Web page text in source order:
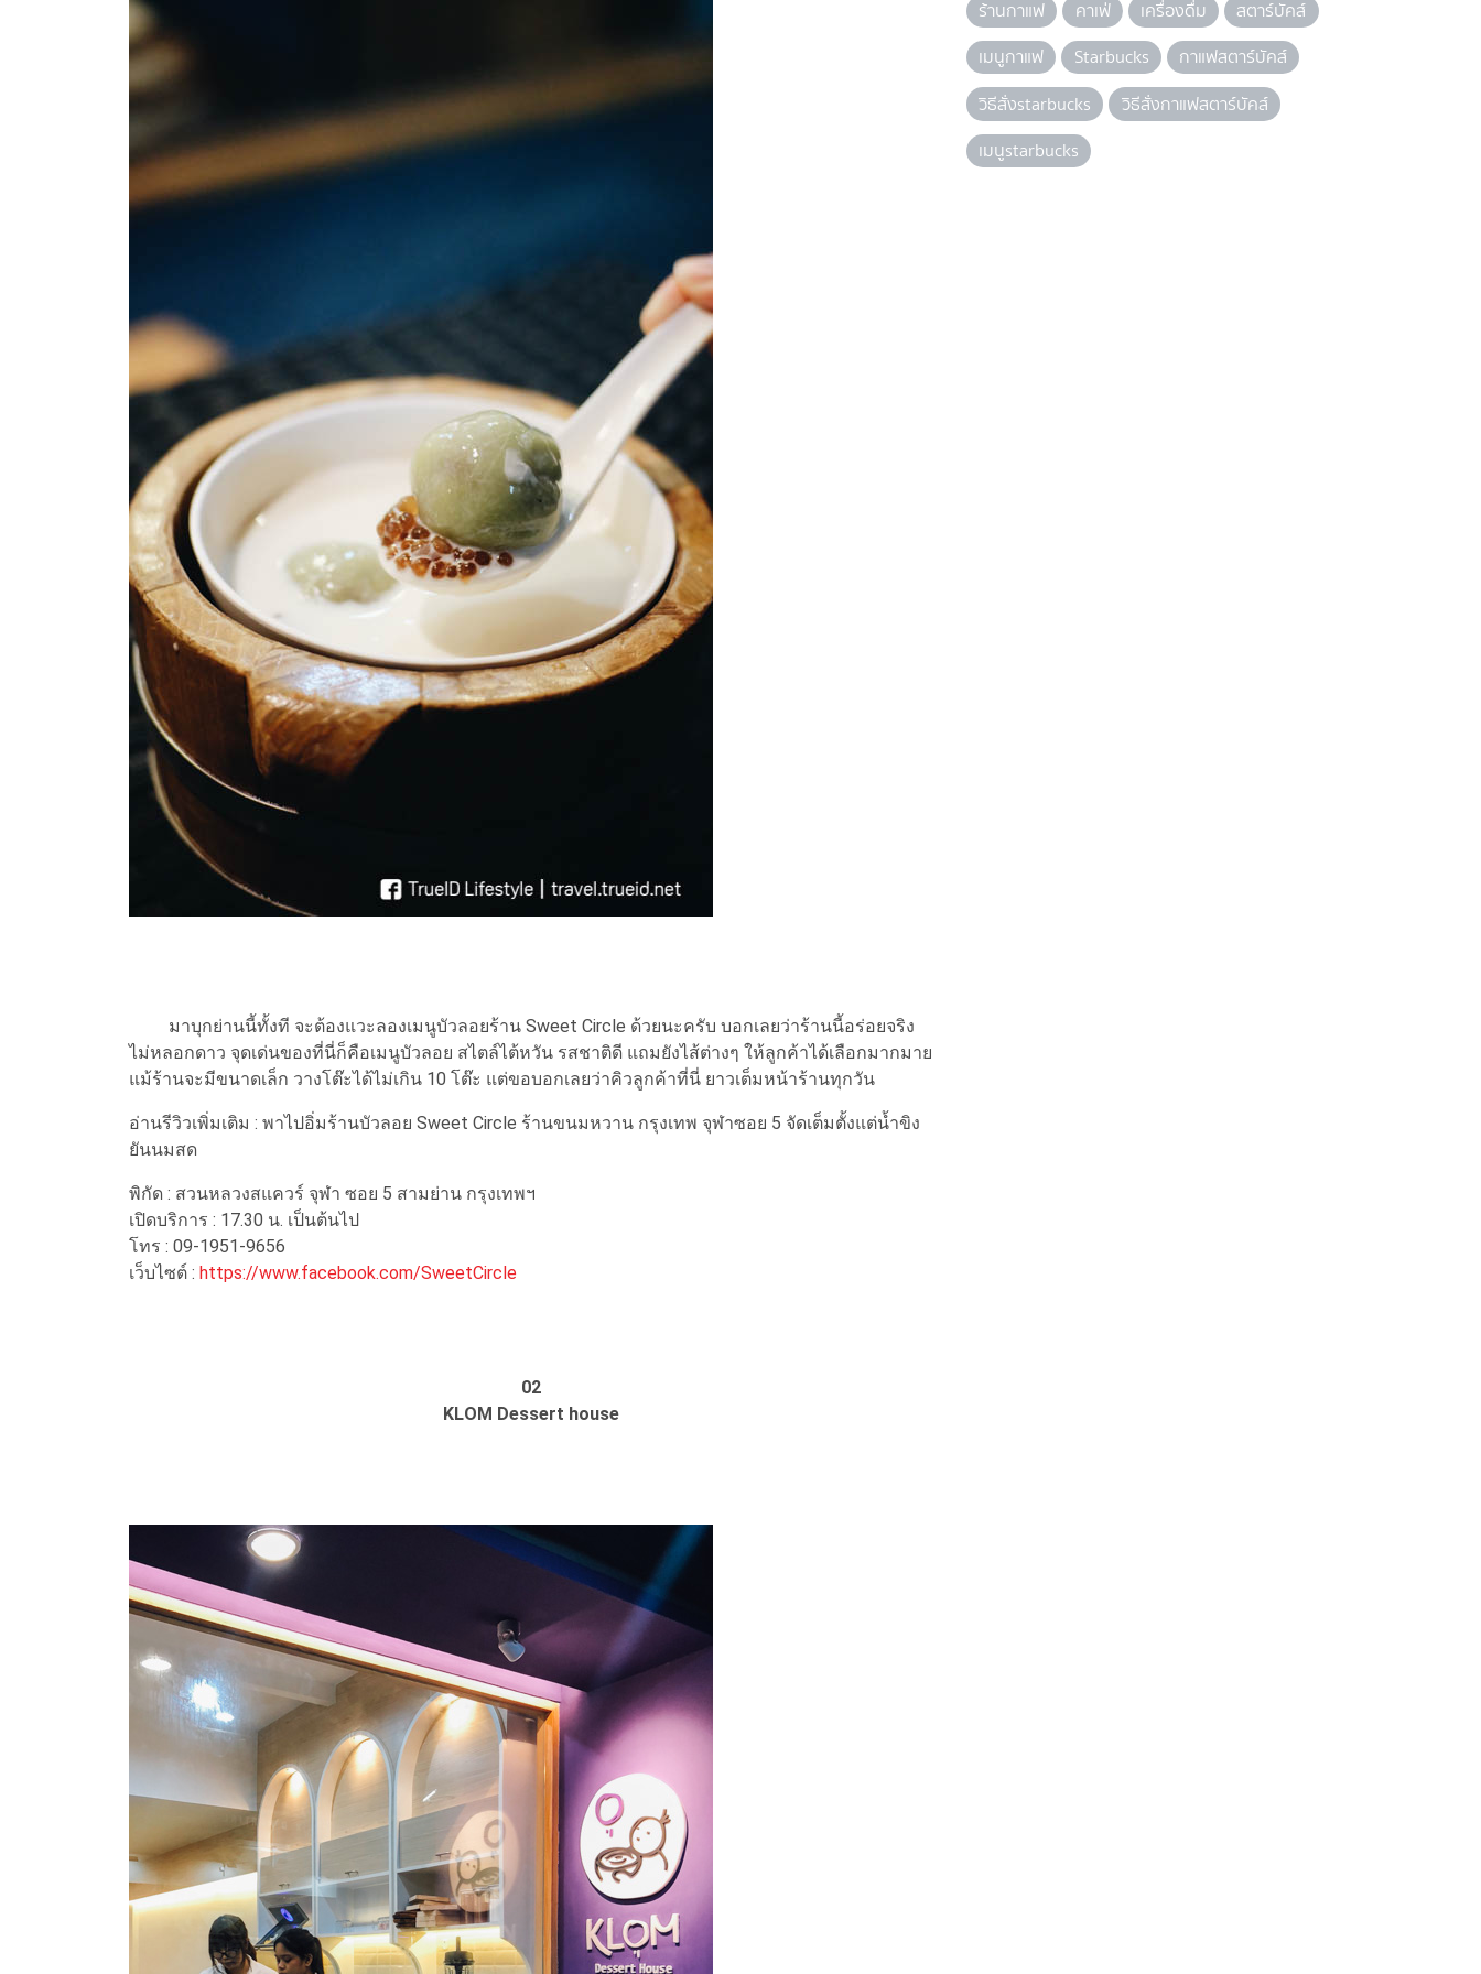
มาบุกย่านนี้ทั้งที จะต้องแวะลองเมนูบัวลอยร้าน Sweet Circle ด้วยนะครับ บอกเลยว่าร้านนี้อร่อยจริง
ไม่หลอกดาว จุดเด่นของที่นี่ก็คือเมนูบัวลอย สไตล์ไต้หวัน รสชาติดี แถมยังไส้ต่างๆ ให้ลูกค้าได้เลือกมากมาย
แม้ร้านจะมีขนาดเล็ก วางโต๊ะได้ไม่เกิน 10 โต๊ะ แต่ขอบอกเลยว่าคิวลูกค้าที่นี่ ยาวเต็มหน้าร้านทุกวัน
อ่านรีวิวเพิ่มเติม : พาไปอิ่มร้านบัวลอย Sweet Circle ร้านขนมหวาน กรุงเทพ จุฬาซอย 5 จัดเต็มตั้งแต่น้ำขิง
ยันนมสด
พิกัด : สวนหลวงสแควร์ จุฬา ซอย 5 สามย่าน กรุงเทพฯ
เปิดบริการ : 17.30 น. เป็นต้นไป
โทร : 09-1951-9656
เว็บไซต์ : https://www.facebook.com/SweetCircle
02
KLOM Dessert house
ร้านกาแฟ คาเฟ่ เครื่องดื่ม
สตาร์บัคส์
เมนูกาแฟ
Starbucks
กาแฟสตาร์บัคส์
วิธีสั่งstarbucks
วิธีสั่งกาแฟสตาร์บัคส์
เมนูstarbucks